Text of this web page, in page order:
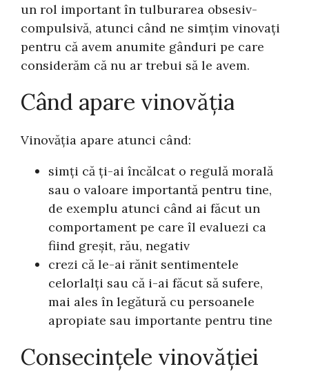
un rol important în tulburarea obsesiv-
compulsivă, atunci când ne simțim vinovați
pentru că avem anumite gânduri pe care
considerăm că nu ar trebui să le avem.
Când apare vinovăția
Vinovăția apare atunci când:
simți că ți-ai încălcat o regulă morală
sau o valoare importantă pentru tine,
de exemplu atunci când ai făcut un
comportament pe care îl evaluezi ca
fiind greșit, rău, negativ
crezi că le-ai rănit sentimentele
celorlalți sau că i-ai făcut să sufere,
mai ales în legătură cu persoanele
apropiate sau importante pentru tine
Consecințele vinovăției